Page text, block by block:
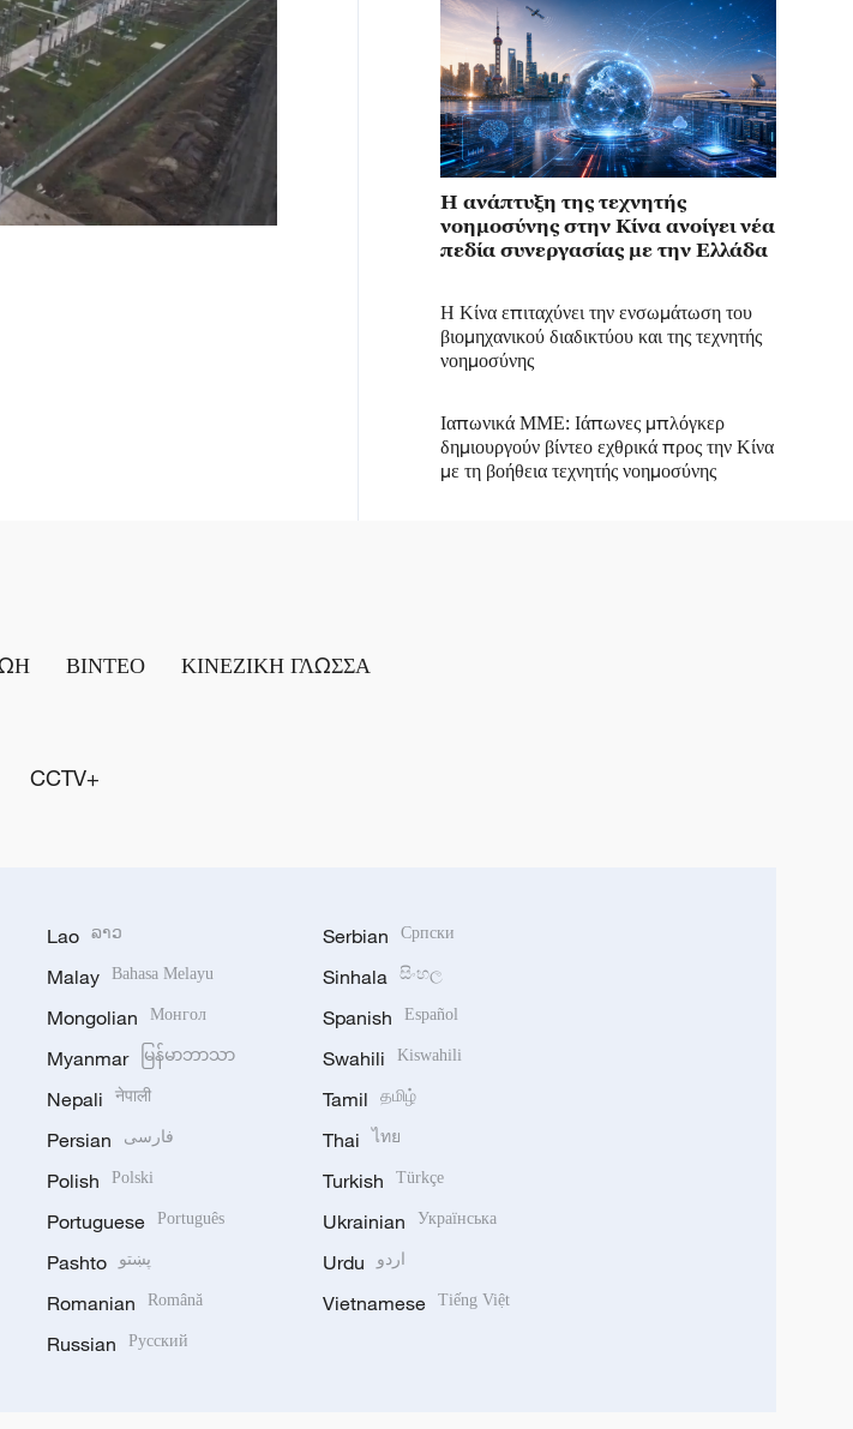
Η ανάπτυξη της τεχνητής
νοημοσύνης στην Κίνα ανοίγει νέα
πεδία συνεργασίας με την Ελλάδα
Η Κίνα επιταχύνει την ενσωμάτωση του
βιομηχανικού διαδικτύου και της τεχνητής
νοημοσύνης
Ιαπωνικά ΜΜΕ: Ιάπωνες μπλόγκερ
δημιουργούν βίντεο εχθρικά προς την Κίνα
με τη βοήθεια τεχνητής νοημοσύνης
ΒΙΝΤΕΟ ΚΙΝΕΖΙΚΗ ΓΛΩΣΣΑ
CCTV+
Lao ລາວ
Malay Bahasa Melayu
Mongolian Монгол
Myanmar မြန်မာဘာသာ
Nepali नेपाली
Persian فارسی
Polish Polski
Portuguese Português
Pashto پښتو
Romanian Română
Russian Русский
Serbian Српски
Sinhala සිංහල
Spanish Español
Swahili Kiswahili
Tamil தமிழ்
Thai ไทย
Turkish Türkçe
Ukrainian Українська
Urdu اردو
Vietnamese Tiếng Việt